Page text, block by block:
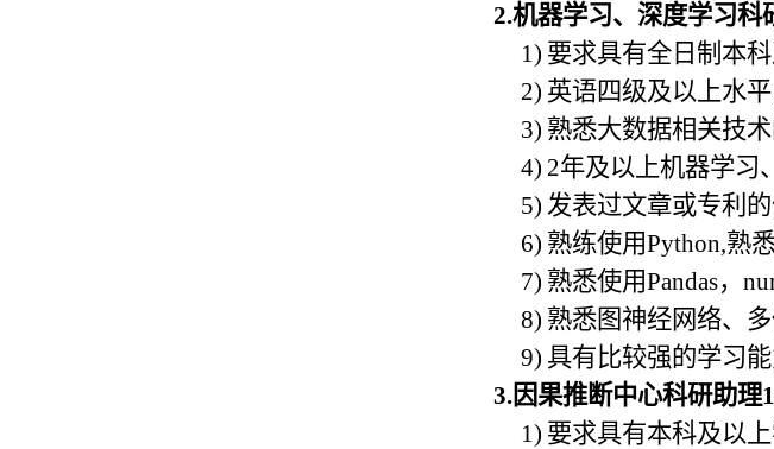
2.机器学习、深度学习科
1) 要求具有全日制本
2) 英语四级及以上水平
3) 熟悉大数据相关技术
4) 2年及以上机器学习
5) 发表过文章或专利的
6) 熟练使用Python,熟
7) 熟悉使用Pandas，
8) 熟悉图神经网络、
9) 具有比较强的学习
3.因果推断中心科研助理1
1) 要求具有本科及以上